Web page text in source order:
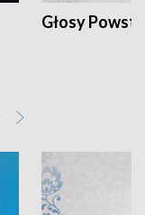
Głosy